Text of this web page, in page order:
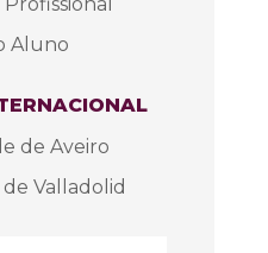
Aluno
de Aveiro
Valladolid